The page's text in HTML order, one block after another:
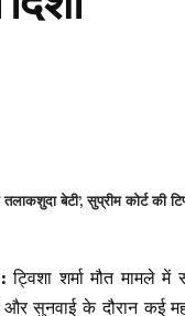
बेटी’, सुप्रीम कोर्ट की
ट्विशा शर्मा मौत मामले
के दौरान कई